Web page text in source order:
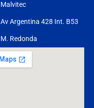
Malvitec
Av Argentina 428 Int. B53
M. Redonda